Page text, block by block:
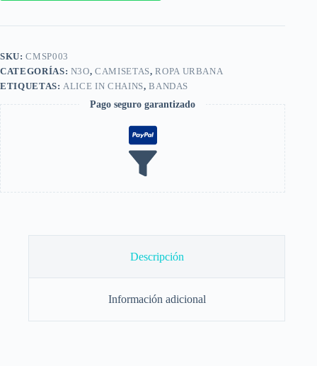
SKU:CMSP003
CATEGORÍAS: N3O,CAMISETAS,ROPA URBANA
ETIQUETAS: ALICE IN CHAINS,BANDAS
Pago seguro garantizado
Descripción
Información adicional